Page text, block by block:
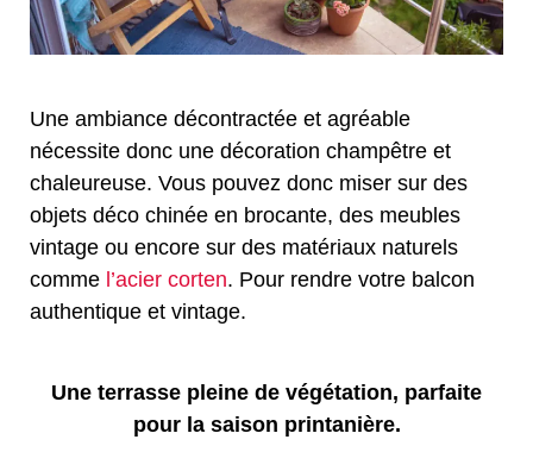
Une ambiance décontractée et agréable
nécessite donc une décoration champêtre et
chaleureuse. Vous pouvez donc miser sur des
objets déco chinée en brocante, des meubles
vintage ou encore sur des matériaux naturels
comme l’acier corten. Pour rendre votre balcon
authentique et vintage.
Une terrasse pleine de végétation, parfaite
pour la saison printanière.